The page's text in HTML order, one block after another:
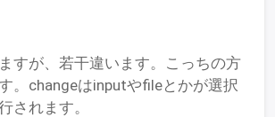
すが、若干違います。こっちの方
。changeはinputやfileとかが選択
されます。